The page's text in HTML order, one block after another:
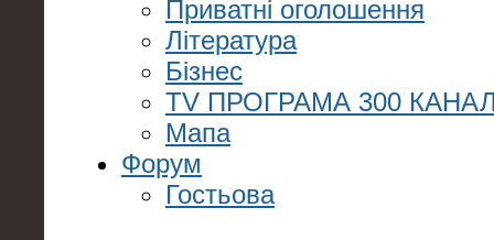
Приватні оголошення
Література
Бізнес
TV ПРОГРАМА 300
Мапа
Форум
Гостьова